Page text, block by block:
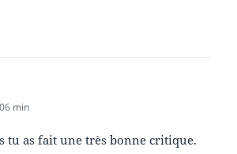
min
tu as fait une très bonne critique.